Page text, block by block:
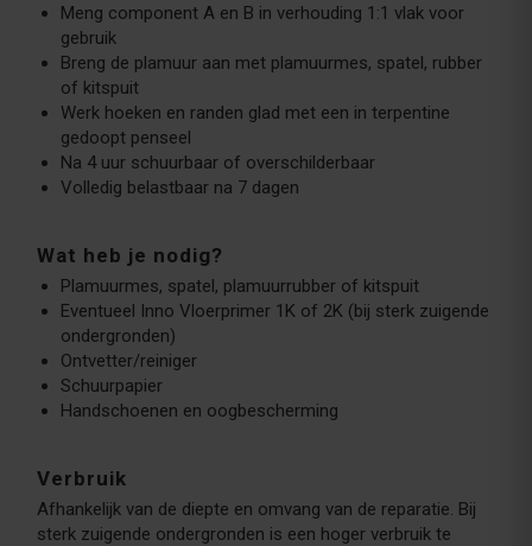
Meng component A en B in verhouding 1:1 vlak voor
gebruik
Breng de plamuur aan met plamuurmes, spatel, rubber
of kitspuit
Werk hoeken en randen glad met een in terpentine
gedoopt penseel
Na 4 uur schuurbaar of overschilderbaar
Volledig belastbaar na 7 dagen
Wat heb je nodig?
Plamuurmes, spatel, plamuurrubber of kitspuit
Eventueel Inno Vloerprimer 1K of 2K (bij sterk zuigende
ondergronden)
Ontvetter/reiniger
Schuurpapier
Handschoenen en oogbescherming
Verbruik
Afhankelijk van de diepte en omvang van de reparatie. Bij
sterk zuigende ondergronden is een hoger verbruik te